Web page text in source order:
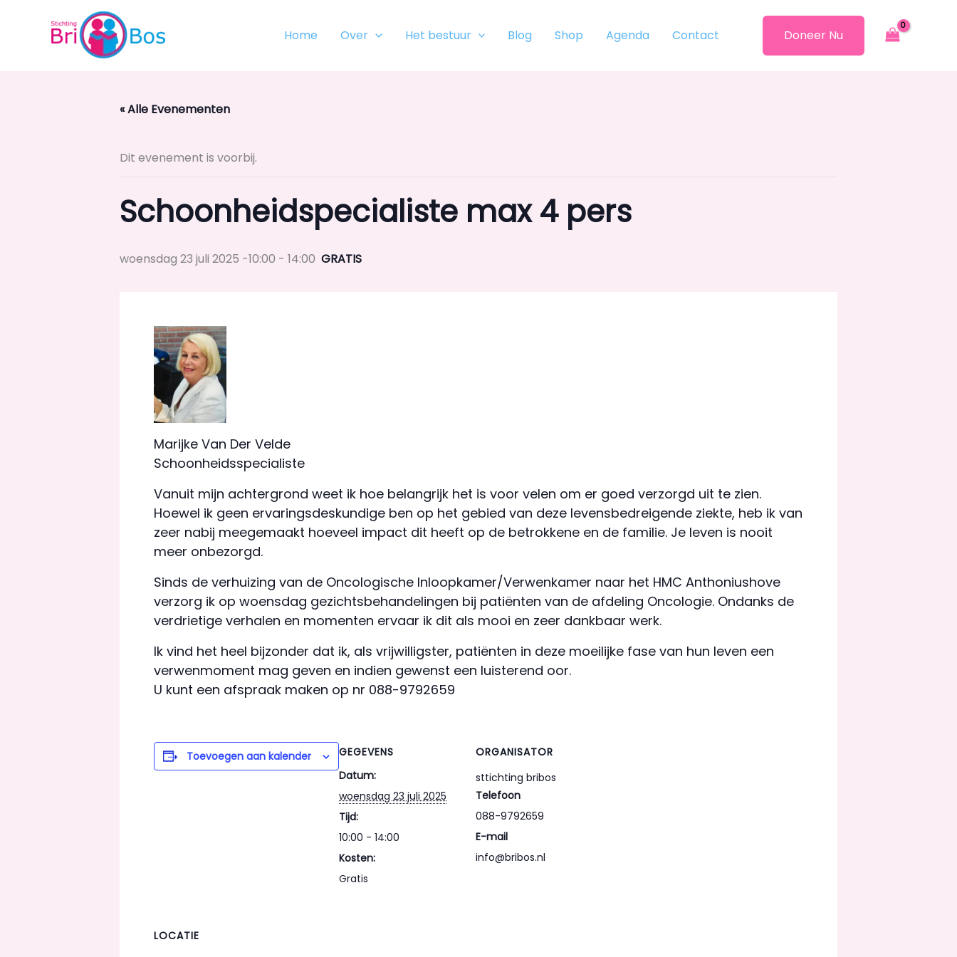
Home Over Het bestuur Blog Shop Agenda Contact Doneer Nu
« Alle Evenementen
Dit evenement is voorbij.
Schoonheidspecialiste max 4 pers
woensdag 23 juli 2025 -10:00 - 14:00 GRATIS
Marijke Van Der Velde
Schoonheidsspecialiste
Vanuit mijn achtergrond weet ik hoe belangrijk het is voor velen om er goed verzorgd uit te zien.
Hoewel ik geen ervaringsdeskundige ben op het gebied van deze levensbedreigende ziekte, heb ik van
zeer nabij meegemaakt hoeveel impact dit heeft op de betrokkene en de familie. Je leven is nooit
meer onbezorgd.
Sinds de verhuizing van de Oncologische Inloopkamer/Verwenkamer naar het HMC Anthoniushove
verzorg ik op woensdag gezichtsbehandelingen bij patiënten van de afdeling Oncologie. Ondanks de
verdrietige verhalen en momenten ervaar ik dit als mooi en zeer dankbaar werk.
Ik vind het heel bijzonder dat ik, als vrijwilligster, patiënten in deze moeilijke fase van hun leven een
verwenmoment mag geven en indien gewenst een luisterend oor.
U kunt een afspraak maken op nr 088-9792659
Toevoegen aan kalender
GEGEVENS
Datum:
woensdag 23 juli 2025
Tijd:
10:00 - 14:00
Kosten:
Gratis
ORGANISATOR
sttichting bribos
Telefoon
088-9792659
E-mail
info@bribos.nl
LOCATIE